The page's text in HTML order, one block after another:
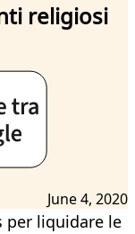
religiosi
June 4, 2020
per liquidare le